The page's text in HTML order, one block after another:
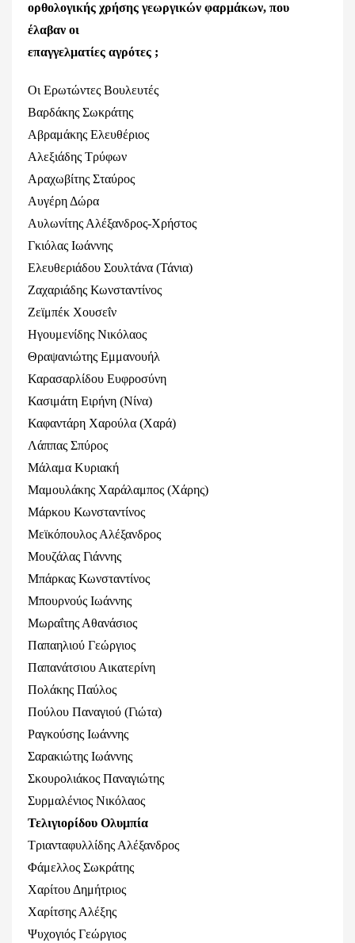
ορθολογικής χρήσης γεωργικών φαρμάκων, που
έλαβαν οι
επαγγελματίες αγρότες ;
Οι Ερωτώντες Βουλευτές
Βαρδάκης Σωκράτης
Αβραμάκης Ελευθέριος
Αλεξιάδης Τρύφων
Αραχωβίτης Σταύρος
Αυγέρη Δώρα
Αυλωνίτης Αλέξανδρος-Χρήστος
Γκιόλας Ιωάννης
Ελευθεριάδου Σουλτάνα (Τάνια)
Ζαχαριάδης Κωνσταντίνος
Ζεϊμπέκ Χουσεΐν
Ηγουμενίδης Νικόλαος
Θραψανιώτης Εμμανουήλ
Καρασαρλίδου Ευφροσύνη
Κασιμάτη Ειρήνη (Νίνα)
Καφαντάρη Χαρούλα (Χαρά)
Λάππας Σπύρος
Μάλαμα Κυριακή
Μαμουλάκης Χαράλαμπος (Χάρης)
Μάρκου Κωνσταντίνος
Μεϊκόπουλος Αλέξανδρος
Μουζάλας Γιάννης
Μπάρκας Κωνσταντίνος
Μπουρνούς Ιωάννης
Μωραΐτης Αθανάσιος
Παπαηλιού Γεώργιος
Παπανάτσιου Αικατερίνη
Πολάκης Παύλος
Πούλου Παναγιού (Γιώτα)
Ραγκούσης Ιωάννης
Σαρακιώτης Ιωάννης
Σκουρολιάκος Παναγιώτης
Συρμαλένιος Νικόλαος
Τελιγιορίδου Ολυμπία
Τριανταφυλλίδης Αλέξανδρος
Φάμελλος Σωκράτης
Χαρίτου Δημήτριος
Χαρίτσης Αλέξης
Ψυχογιός Γεώργιος